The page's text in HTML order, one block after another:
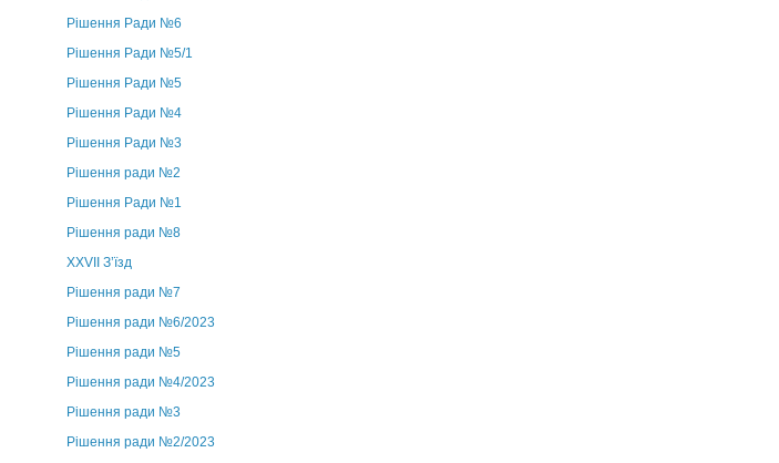
Рішення Ради №6
Рішення Ради №5/1
Рішення Ради №5
Рішення Ради №4
Рішення Ради №3
Рішення ради №2
Рішення Ради №1
Рішення ради №8
ХХVII З’їзд
Рішення ради №7
Рішення ради №6/2023
Рішення ради №5
Рішення ради №4/2023
Рішення ради №3
Рішення ради №2/2023